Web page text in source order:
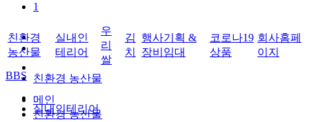
1
친환경 농산물
실내인테리어
친환경
농산물
실내인
테리어
우
리
쌀
김
치
행사기획 &
장비임대
코로나19
상품
회사홈페
이지
BBS
메인
친환경 농산물